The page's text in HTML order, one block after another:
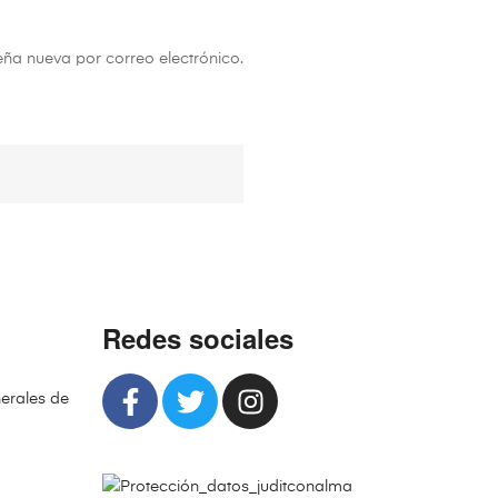
nueva por correo electrónico.
de
Redes sociales